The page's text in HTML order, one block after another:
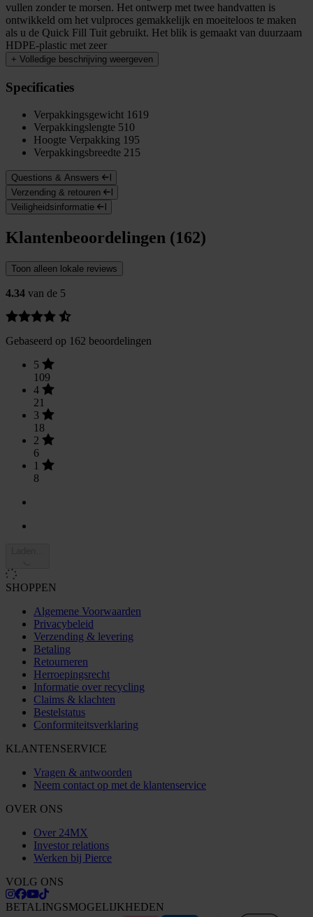
vullen zonder te morsen. Het ontwerp met twee handvatten is
ontwikkeld om het vulproces gemakkelijk en moeiteloos te maken
als u de Quick Fill Tuit gebruikt. Het blik is gemaakt van duurzaam
HDPE-plastic met zeer
+ Volledige beschrijving weergeven
Specificaties
Verpakkingsgewicht 1619
Verpakkingslengte 510
Hoogte Verpakking 195
Verpakkingsbreedte 215
Questions & Answers
Verzending & retouren
Veiligheidsinformatie
Klantenbeoordelingen (162)
Toon alleen lokale reviews
4.34 van de 5
Gebaseerd op 162 beoordelingen
5
109
4
21
3
18
2
6
1
8
SHOPPEN
Algemene Voorwaarden
Privacybeleid
Verzending & levering
Betaling
Retourneren
Herroepingsrecht
Informatie over recycling
Claims & klachten
Bestelstatus
Conformiteitsverklaring
KLANTENSERVICE
Vragen & antwoorden
Neem contact op met de klantenservice
OVER ONS
Over 24MX
Investor relations
Werken bij Pierce
VOLG ONS
BETALINGSMOGELIJKHEDEN